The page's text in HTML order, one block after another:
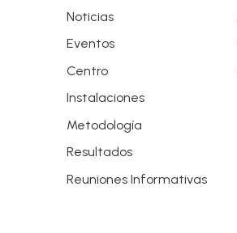
Noticias
Eventos
Centro
Instalaciones
Metodología
Resultados
Reuniones Informativas